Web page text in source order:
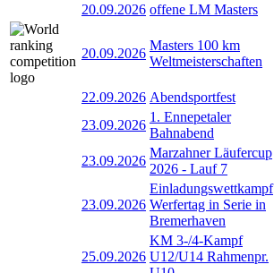
20.09.2026 offene LM Masters
20.09.2026
Masters 100 km
Weltmeisterschaften
22.09.2026 Abendsportfest
23.09.2026
1. Ennepetaler
Bahnabend
23.09.2026
Marzahner Läufercup
2026 - Lauf 7
23.09.2026
Einladungswettkampf
Werfertag in Serie in
Bremerhaven
25.09.2026
KM 3-/4-Kampf
U12/U14 Rahmenpr.